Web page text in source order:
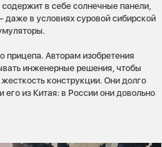
в себе солнечные панели,
в условиях суровой сибирской
прицепа. Авторам изобретения
инженерные решения, чтобы
конструкции. Они долго
его из Китая: в России они довольно